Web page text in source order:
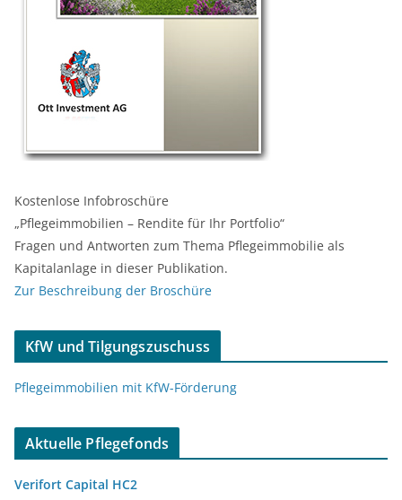
Kostenlose Infobroschüre
„Pflegeimmobilien – Rendite für Ihr Portfolio“
Fragen und Antworten zum Thema Pflegeimmobilie als
Kapitalanlage in dieser Publikation.
Zur Beschreibung der Broschüre
KfW und Tilgungszuschuss
Pflegeimmobilien mit KfW-Förderung
Aktuelle Pflegefonds
Verifort Capital HC2